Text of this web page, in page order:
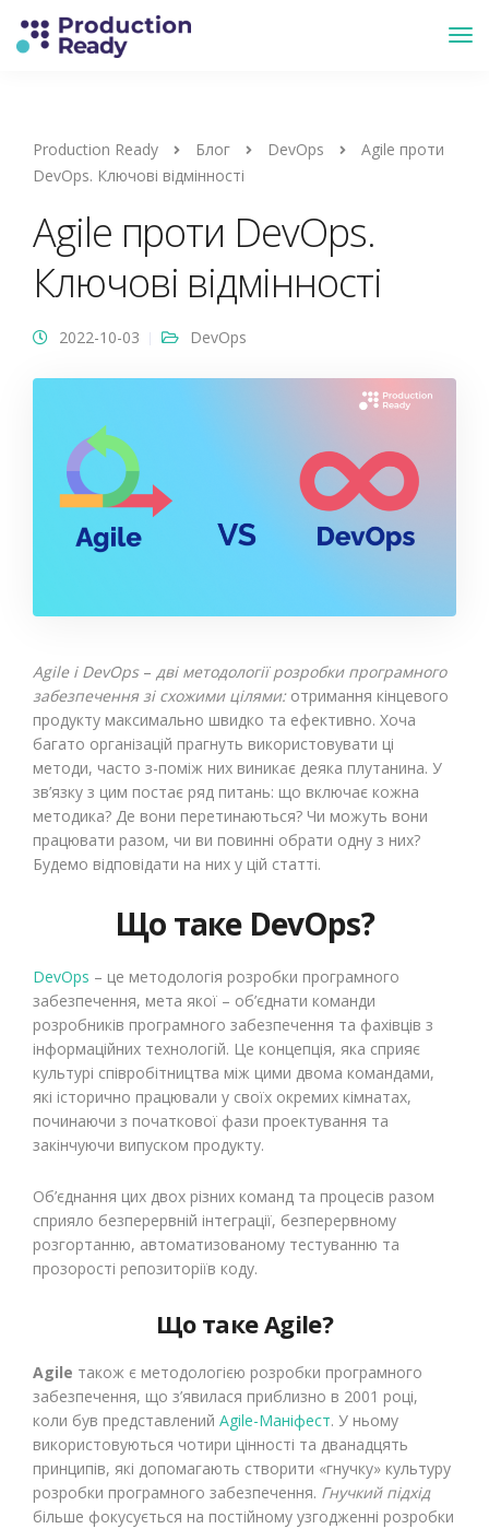
Production Ready Блог DevOps
Agile проти
DevOps. Ключові відмінності
Agile проти DevOps.
Ключові відмінності
2022-10-03 DevOps
Agile і DevOps– дві методології розробки програмного
забезпечення зі схожими цілями: отримання кінцевого
продукту максимально швидко та ефективно. Хоча
багато організацій прагнуть використовувати ці
методи, часто з-поміж них виникає деяка плутанина. У
зв’язку з цим постає ряд питань: що включає кожна
методика? Де вони перетинаються? Чи можуть вони
працювати разом, чи ви повинні обрати одну з них?
Будемо відповідати на них у цій статті.
Що таке DevOps?
DevOps – це методологія розробки програмного
забезпечення, мета якої – об’єднати команди
розробників програмного забезпечення та фахівців з
інформаційних технологій. Це концепція, яка сприяє
культурі співробітництва між цими двома командами,
які історично працювали у своїх окремих кімнатах,
починаючи з початкової фази проектування та
закінчуючи випуском продукту.
Об’єднання цих двох різних команд та процесів разом
сприяло безперервній інтеграції, безперервному
розгортанню, автоматизованому тестуванню та
прозорості репозиторіїв коду.
Що таке Agile?
Agile також є методологією розробки програмного
забезпечення, що з’явилася приблизно в 2001 році,
коли був представлений Agile-Маніфест. У ньому
використовуються чотири цінності та дванадцять
принципів, які допомагають створити «гнучку» культуру
розробки програмного забезпечення. Гнучкий підхід
більше фокусується на постійному узгодженні розробки